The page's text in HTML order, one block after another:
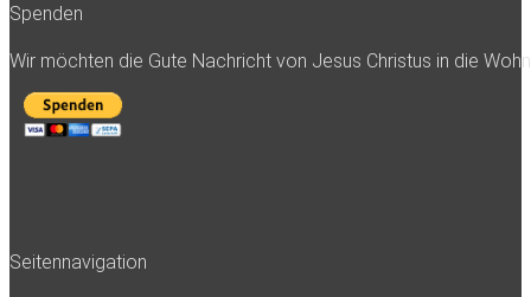
Spenden
Wir möchten die Gute Nachricht von Jesus Christus in die
Seitennavigation